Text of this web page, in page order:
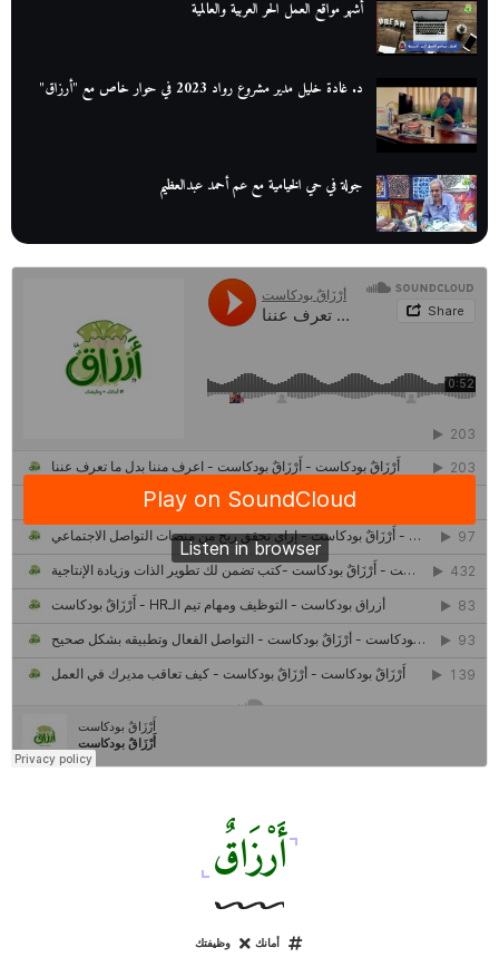
أشهر مواقع العمل الحر العربية والعالمية
د. غادة خليل مدير مشروع رواد 2023 في حوار خاص مع "أرزاق"
جولة في حي الخيامية مع عم أحمد عبدالعظيم
عم عوض| قصة كفاح بائع كتب تبدأ بالأُمية
أقدم مطحن بن في مصر| يكشف لنا أسرار صناعة البن
حصاد 2022 لمشروع "رواد 2030″
كل ما تريد معرفته عن مشروع "رواد 2030″
مركز جروان للثقافة والفنون | نموذج المركز القروي الريادي في الثقافة
أَرْزَاقٌ
أمانك وظيفتك